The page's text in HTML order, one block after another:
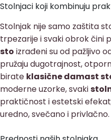
Stolnjaci koji kombinuju
Stolnjak nije samo zaštita
trpezarije i svaki obrok čini
sto izrađeni su od pažljivo
pružaju dugotrajnost,
birate klasične damast
moderne uzorke, svaki
praktičnost i estetski
uredno, svečano i privlačno.